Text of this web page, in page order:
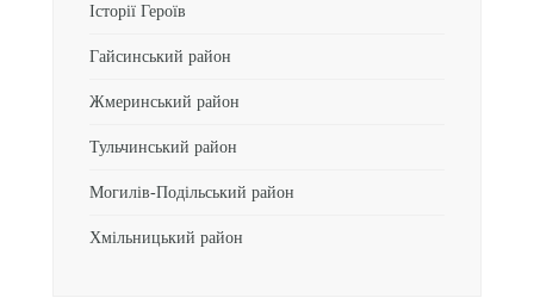
Історії Героїв
Гайсинський район
Жмеринський район
Тульчинський район
Могилів-Подільський район
Хмільницький район